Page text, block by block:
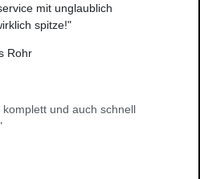
mit unglaublich
spitze!"
Rohr
und auch schnell